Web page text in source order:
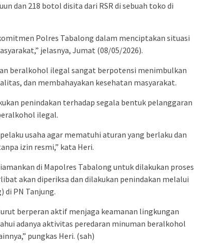
dan 218 botol disita dari RSR di sebuah toko di
Polres Tabalong dalam menciptakan situasi
jelasnya, Jumat (08/05/2026).
beralkohol ilegal sangat berpotensi menimbulkan
dan membahayakan kesehatan masyarakat.
penindakan terhadap segala bentuk pelanggaran
ilegal.
usaha agar mematuhi aturan yang berlaku dan
izin resmi,” kata Heri.
di Mapolres Tabalong untuk dilakukan proses
akan diperiksa dan dilakukan penindakan melalui
di PN Tanjung.
berperan aktif menjaga keamanan lingkungan
adanya aktivitas peredaran minuman beralkohol
pungkas Heri. (sah)